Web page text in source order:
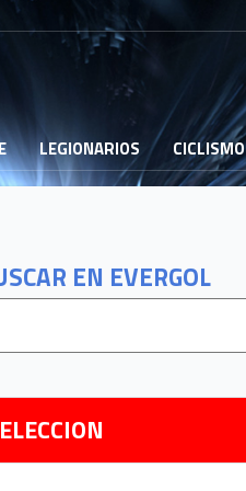
LEGIONARIOS CICLISMO
EN EVERGOL